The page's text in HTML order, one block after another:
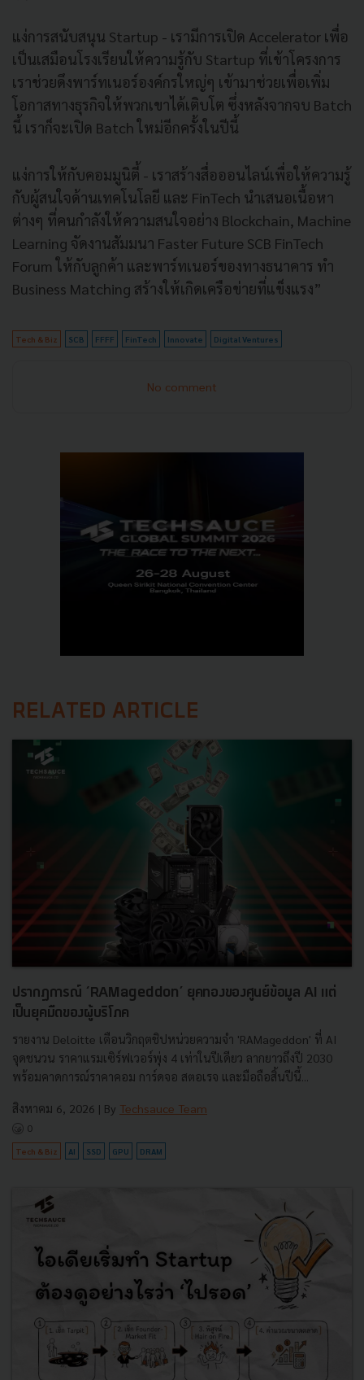
แง่การสนับสนุน Startup - เรามีการเปิด Accelerator เพื่อ
เป็นเสมือนโรงเรียนให้ความรู้กับ Startup ที่เข้าโครงการ
เราช่วยดึงพาร์ทเนอร์องค์กรใหญ่ๆ เข้ามาช่วยเพื่อเพิ่ม
โอกาสทางธุรกิจให้พวกเขาได้เติบโต ซึ่งหลังจากจบ Batch
นี้ เราก็จะเปิด Batch ใหม่อีกครั้งในปีนี้
แง่การให้กับคอมมูนิตี้ - เราสร้างสื่อออนไลน์เพื่อให้ความรู้
กับผู้สนใจด้านเทคโนโลยี และ FinTech นำเสนอเนื้อหา
ต่างๆ ที่คนกำลังให้ความสนใจอย่าง Blockchain, Machine
Learning จัดงานสัมมนา Faster Future SCB FinTech
Forum ให้กับลูกค้า และพาร์ทเนอร์ของทางธนาคาร ทำ
Business Matching สร้างให้เกิดเครือข่ายที่แข็งแรง”
Tech & Biz SCB FFFF FinTech Innovate Digital Ventures
No comment
RELATED ARTICLE
ปรากฏการณ์ ‘RAMageddon’ ยุคทองของศูนย์ข้อมูล AI แต่
เป็นยุคมืดของผู้บริโภค
รายงาน Deloitte เตือนวิกฤตชิปหน่วยความจำ 'RAMageddon' ที่ AI
จุดชนวน ราคาแรมเซิร์ฟเวอร์พุ่ง 4 เท่าในปีเดียว ลากยาวถึงปี 2030
พร้อมคาดการณ์ราคาคอม การ์ดจอ สตอเรจ และมือถือสิ้นปีนี้...
สิงหาคม 6, 2026 | By Techsauce Team
0
Tech & Biz AI SSD GPU DRAM